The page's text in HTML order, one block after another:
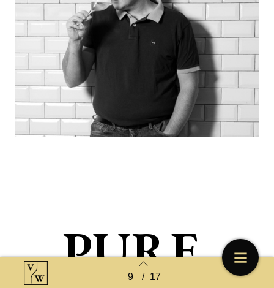
Terug naar overzicht9 / 17
PURE,